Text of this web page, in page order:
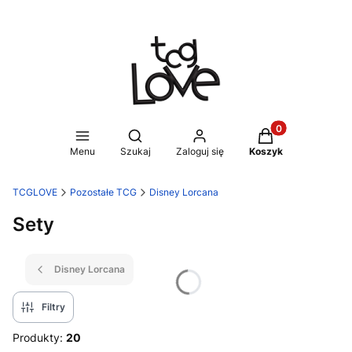
Menu
Otwórz wyszukiwarkę
Szukaj Zaloguj się
Produkty w
Koszyk
TCGLOVE Pozostałe TCG Disney Lorcana
Sety
Disney Lorcana
Filtry
Produkty: 20